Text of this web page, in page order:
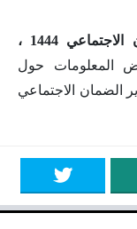
1444 ،
المعلومات حول
الضمان الاجتماعي